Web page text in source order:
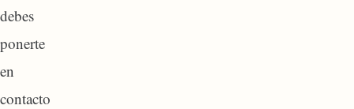
debes
ponerte
en
contacto